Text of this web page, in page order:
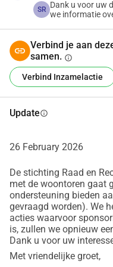
De geschatte kosten
heeft tot dusver €1.600,-
€4.700,- aan donaties
weg zijn, maar er is nog
Jouw steun is hard
juridische procedure
sterker we staan.
Wil je helpen? Doneer
een leefbare
zorgen dat de stem van
Neem contact op of
Marco van der Does
Stichting Raad & Recht
SR Dank u voor uw
we informatie
Verbind je aan
samen. info
Verbind Inzamelactie
Updateinfo
26 February 2026
De stichting Raad en
met de woontoren gaat
ondersteuning bieden
gevraagd worden). We
acties waarvoor
is, zullen we opnieuw
Dank u voor uw
Met vriendelijke groet,